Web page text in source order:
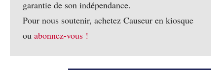
garantie de son indépendance.
Pour nous soutenir, achetez Causeur en kiosque
ou abonnez-vous !